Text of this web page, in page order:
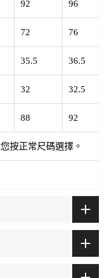
92 96
72 76
35.5 36.5
32 32.5
88 92
按正常尺碼選擇。